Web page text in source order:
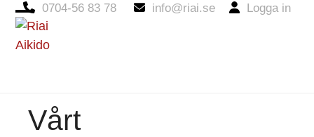
0704-56 83 78 info@riai.se Logga in
Open
mobile
Close
mobile
Vårt